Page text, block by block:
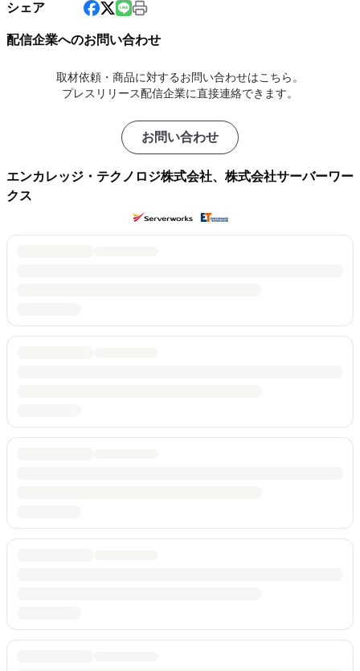
シェア
配信企業へのお問い合わせ
取材依頼・商品に対するお問い合わせはこちら。
プレスリリース配信企業に直接連絡できます。
お問い合わせ
エンカレッジ・テクノロジ株式会社、株式会社サーバーワー
クス